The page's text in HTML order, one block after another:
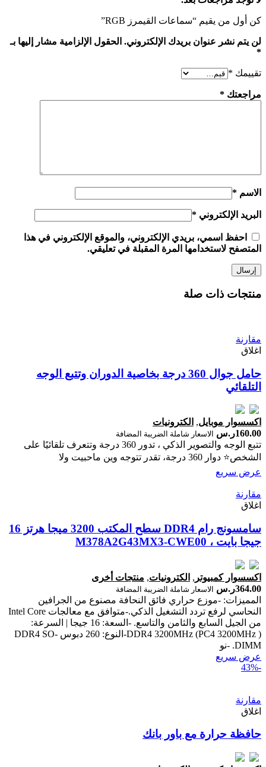
كن أول من يقيم “سماعات القيمرز RGB”
لن يتم نشر عنوان بريدك الإلكتروني. الحقول الإلزامية مشار إليها بـ
*
تقييمك *
مراجعتك *
الاسم *
البريد الإلكتروني *
احفظ اسمي، بريدي الإلكتروني، والموقع الإلكتروني في هذا
المتصفح لاستخدامها المرة المقبلة في تعليقي.
منتجات ذات صلة
مقارنة
اغلاق
حامل جوال 360 درجة بخاصية الدوران وتتبع الوجه
التلقائي
اكسسوار موبايل, الكترونيات
160.00ر.س الاسعار شاملة الضريبة المضافة
تتبع الوجه والتصوير الذكي ، تدور 360 درجة وتتعرف تلقائيًا على
الشخص⭐ دوار 360 درجة، تقدر تتوجه وين ماحبيت ولا
عرض سريع
مقارنة
اغلاق
سامسونج رام DDR4 سطح المكتب 3200 ميجا هرتز 16
جيجا بايت ، M378A2G43MX3-CWE00
اكسسوار كمبيوتر , الكترونيات, منتجات أخرى
364.00ر.س الاسعار شاملة الضريبة المضافة
المميزات: -موزع حراري فائق النحافة مصنوع من الجرافين
النحاسي لرفع تردد التشغيل الذكي.-متوافق مع معالجات Intel Core
من الجيل السابع والثامن والتاسع. -السعة: 16 جيجا | السرعة:
DDR4 3200MHz (PC4 3200MHz )-النوع: 260 دبوس DDR4 SO-
DIMM. -نو
عرض سريع
-43%
مقارنة
اغلاق
حافظة حرارة مع باور بانك